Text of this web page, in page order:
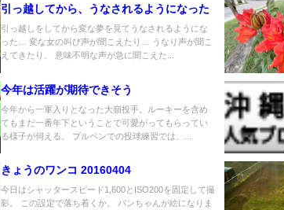
引っ越してから、うなされるようになった
引っ越しをしてから変な夢を見てうなされるようにな
った… 変な女の叫び声が聞こえたり… うなり声が聞こ
えてきたり、 意味不明な声が急に聞こえた...
今年は活躍が期待できそう
今年から一軍入りとなった大嶺投手。ルーキーを含め
てもまだ一番年下ということで可愛がってもらってい
る様子が伺える。 ブルペンでの投球練習では、...
きょうのワンコ 20160404
今日はシャッタースピード1,600とISO200を固定して撮
影。 この設定で落ち着くか。 パンちゃんが絵になりま